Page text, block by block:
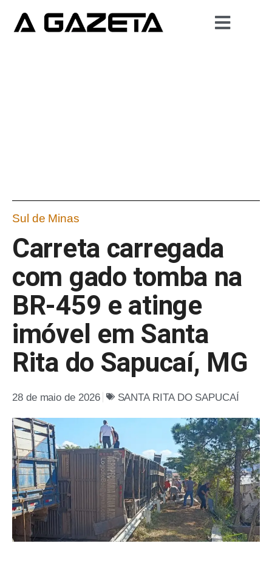
Sul de Minas
Carreta carregada
com gado tomba na
BR-459 e atinge
imóvel em Santa
Rita do Sapucaí, MG
28 de maio de 2026 SANTA RITA DO SAPUCAÍ